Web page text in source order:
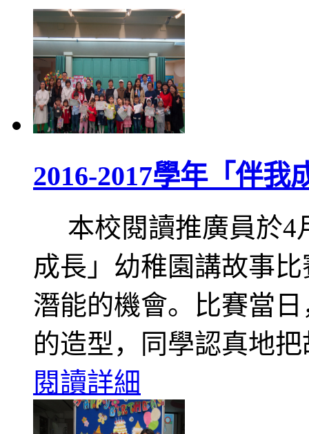
2016-2017學年「伴
本校閱讀推廣員於4
成長」幼稚園講故事
潛能的機會。比賽當
的造型，同學認真地
閱讀詳細